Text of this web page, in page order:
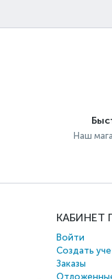
Наш
КАБИНЕТ
Войти
Создать
Заказы